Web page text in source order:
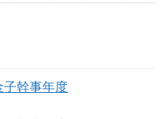
幹事年度